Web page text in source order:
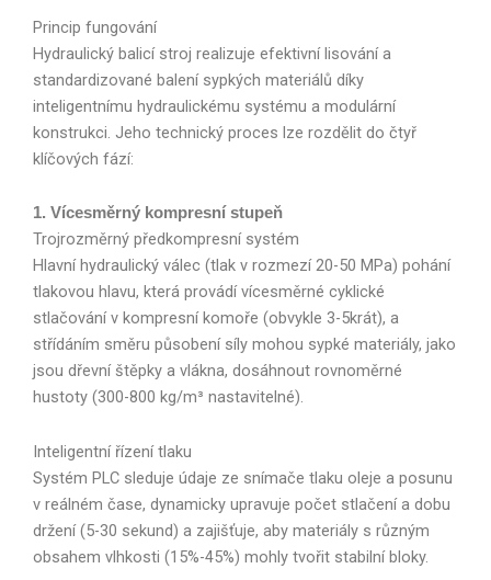
Princip fungování
Hydraulický balicí stroj realizuje efektivní lisování a
standardizované balení sypkých materiálů díky
inteligentnímu hydraulickému systému a modulární
konstrukci. Jeho technický proces lze rozdělit do čtyř
klíčových fází:
1. Vícesměrný kompresní stupeň
Trojrozměrný předkompresní systém
Hlavní hydraulický válec (tlak v rozmezí 20-50 MPa) pohání
tlakovou hlavu, která provádí vícesměrné cyklické
stlačování v kompresní komoře (obvykle 3-5krát), a
střídáním směru působení síly mohou sypké materiály, jako
jsou dřevní štěpky a vlákna, dosáhnout rovnoměrné
hustoty (300-800 kg/m³ nastavitelné).
Inteligentní řízení tlaku
Systém PLC sleduje údaje ze snímače tlaku oleje a posunu
v reálném čase, dynamicky upravuje počet stlačení a dobu
držení (5-30 sekund) a zajišťuje, aby materiály s různým
obsahem vlhkosti (15%-45%) mohly tvořit stabilní bloky.